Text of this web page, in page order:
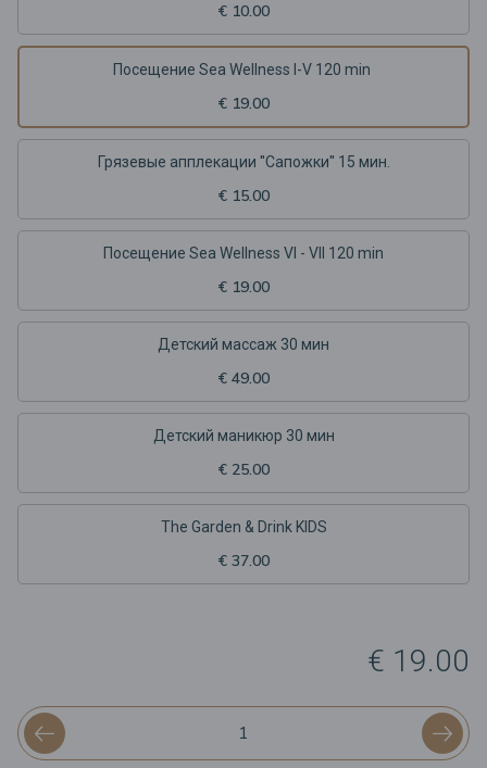
€ 10.00
Посещение Sea Wellness I-V 120 min
€ 19.00
Грязевые апплекации ''Cапожки'' 15 мин.
€ 15.00
Посещение Sea Wellness VI - VII 120 min
€ 19.00
Детский массаж 30 мин
€ 49.00
Детский маникюр 30 мин
€ 25.00
The Garden & Drink KIDS
€ 37.00
€ 19.00